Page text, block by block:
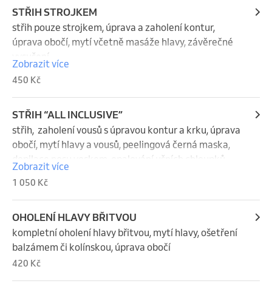
STŘIH STROJKEM
střih pouze strojkem, úprava a zaholení kontur,
úprava obočí, mytí včetně masáže hlavy, závěrečné
vysušení
Zobrazit více
450 Kč
STŘIH “ALL INCLUSIVE”
střih,  zaholení vousů s úpravou kontur a krku, úprava
obočí, mytí hlavy a vousů, peelingová černá maska,
depilace nosu voskem, opalování ušních chloupků,
masáž- hlavy/ obličeje/šíje ,  vysušení a závěrečný
styling, drink dle denní nabídky
Zobrazit více
1 050 Kč
OHOLENÍ HLAVY BŘITVOU
kompletní oholení hlavy břitvou, mytí hlavy, ošetření
balzámem či kolínskou, úprava obočí
420 Kč